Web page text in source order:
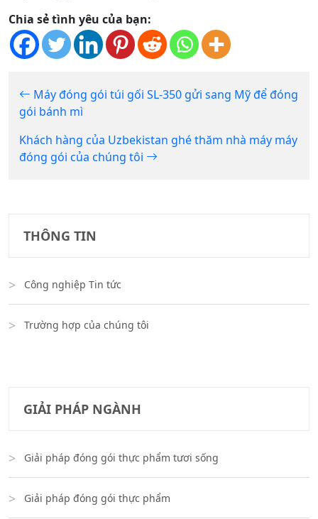
Chia sẻ tình yêu của bạn:
Máy đóng gói túi gối SL-350 gửi sang Mỹ để đóng
gói bánh mì
Khách hàng của Uzbekistan ghé thăm nhà máy máy
đóng gói của chúng tôi
THÔNG TIN
Công nghiệp Tin tức
Trường hợp của chúng tôi
GIẢI PHÁP NGÀNH
Giải pháp đóng gói thực phẩm tươi sống
Giải pháp đóng gói thực phẩm